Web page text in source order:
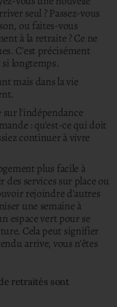
seul ? Passez-vous
ou faites-vous
à la retraite ?Ce ne
C'est précisément
si longtemps.
mais dans la vie
l'indépendance
: qu'est-ce qui doit
continuer à vivre
plus facile à
services sur place ou
rejoindre d'autres
une semaine à
espace vert pour se
Cela peut signifier
arrive, vous n'êtes
retraités sont